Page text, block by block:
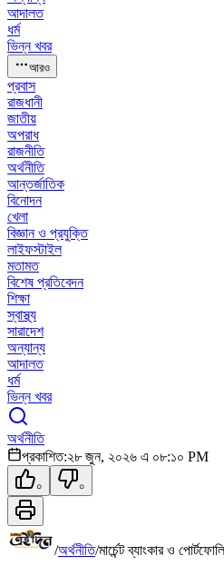
আদালত
ধর্ম
ভিন্ন খবর
আরও
প্রবাস
রাজধানী
জাতীয়
অপরাধ
রাজনীতি
অর্থনীতি
আন্তর্জাতিক
বিনোদন
খেলা
বিজ্ঞান ও প্রযুক্তি
লাইফস্টাইল
মতামত
বিশেষ প্রতিবেদন
শিক্ষা
স্বাস্থ্য
সারাদেশ
অন্যান্য
আদালত
ধর্ম
ভিন্ন খবর
অর্থনীতি
প্রকাশিত:২৮ জুন, ২০২৬ এ ০৮:১০ PM
০ ০
/অর্থনীতি/মার্চেন্ট ব্যাংকার ও